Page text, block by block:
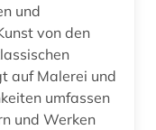
und
von den
auf Malerei und
umfassen
und Werken